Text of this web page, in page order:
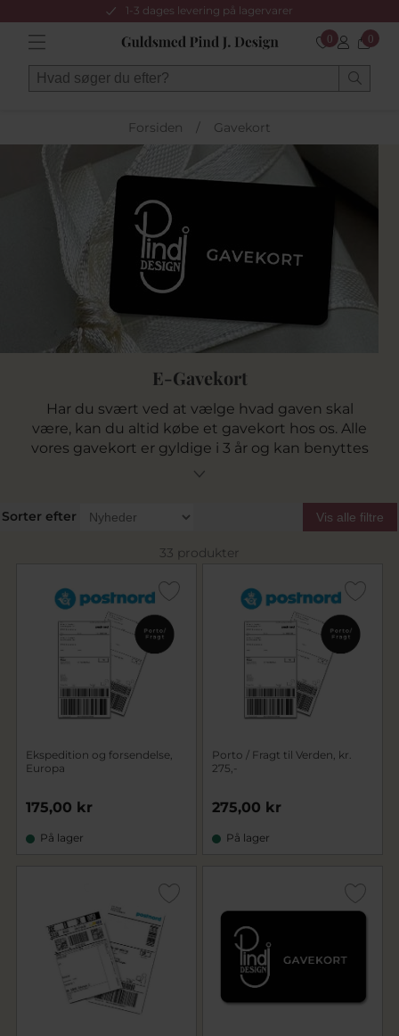
1-3 dages levering på lagervarer
0 0
Forsiden / Gavekort
E-Gavekort
Har du svært ved at vælge hvad gaven skal
være, kan du altid købe et gavekort hos os. Alle
vores gavekort er gyldige i 3 år og kan benyttes
på webshoppen og i vores fysiske butik.
som PDF. På den måde kan man selv
videresende det til gavemodtageren, eller
printe det ud.
Sorter efter Vis alle filtre
33 produkter
Ekspedition og forsendelse,
Europa
175,00 kr
På lager
Porto / Fragt til Verden, kr.
275,-
275,00 kr
På lager